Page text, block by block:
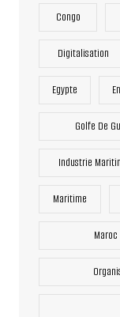
Congo
Digitalisation
Egypte
Golfe De
Industrie
Maritime
Maroc